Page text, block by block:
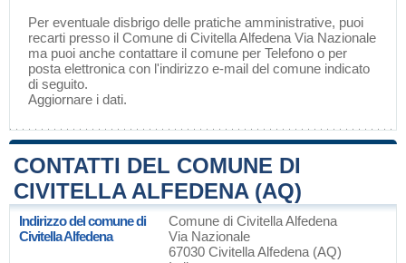
Per eventuale disbrigo delle pratiche amministrative, puoi
recarti presso il Comune di Civitella Alfedena Via Nazionale
ma puoi anche contattare il comune per Telefono o per
posta elettronica con l'indirizzo e-mail del comune indicato
di seguito.
Aggiornare i dati.
CONTATTI DEL COMUNE DI
CIVITELLA ALFEDENA (AQ)
Indirizzo del comune di
Civitella Alfedena
Comune di Civitella Alfedena
Via Nazionale
67030 Civitella Alfedena (AQ)